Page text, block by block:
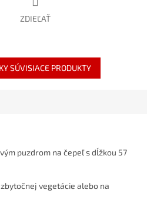
ZDIEĽAŤ
SÚVISIACE PRODUKTY
puzdrom na čepeľ s dĺžkou 57
vegetácie alebo na